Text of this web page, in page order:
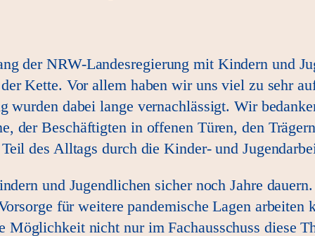
der NRW-Landesregierung mit Kindern und
Kette. Vor allem haben wir uns viel zu sehr
dabei lange vernachlässigt. Wir
der Beschäftigten in offenen Türen, den
des Alltags durch die Kinder- und
und Jugendlichen sicher noch Jahre
für weitere pandemische Lagen arbeiten
nicht nur im Fachausschuss diese